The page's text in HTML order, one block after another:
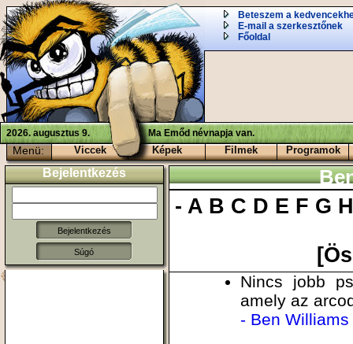
Beteszem a
E-mail a szerkesztőnek
Főoldal
2026. augusztus 9. Ma Emőd névnapja van.
Menü: Viccek Képek Filmek Programok
Bejelentkezés
Súgó
-A B C D E F G
Nincs jobb
amely az
- Ben Williams